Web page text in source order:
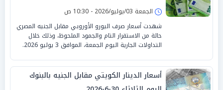
الجمعة 03/يوليو/2026 - 10:30 ص
شهدت أسعار صرف اليورو الأوروبي مقابل الجنيه المصري
حالة من الاستقرار التام والجمود الملحوظ، وذلك خلال
التداولات الجارية اليوم الجمعة، الموافق 3 يوليو 2026.
أسعار الدينار الكويتي مقابل الجنيه بالبنوك